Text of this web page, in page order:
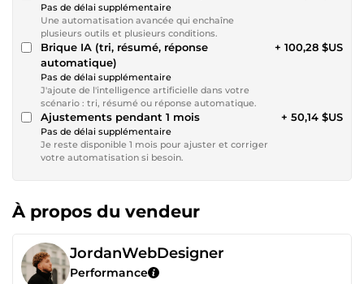
Pas de délai supplémentaire
Une automatisation avancée qui enchaîne
plusieurs outils et plusieurs conditions.
Brique IA (tri, résumé, réponse
automatique)
Pas de délai supplémentaire
J'ajoute de l'intelligence artificielle dans votre
scénario : tri, résumé ou réponse automatique.
+ 100,28 $US
Ajustements pendant 1 mois
Pas de délai supplémentaire
Je reste disponible 1 mois pour ajuster et corriger
votre automatisation si besoin.
+ 50,14 $US
À propos du vendeur
JordanWebDesigner
Performance